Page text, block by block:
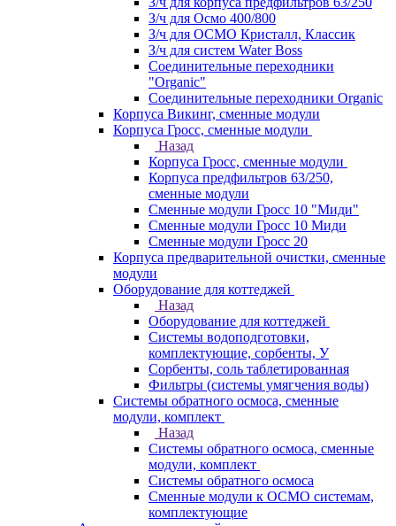
З/ч для Осмо 400/800
З/ч для ОСМО Кристалл, Классик
З/ч для систем Water Boss
Соединительные переходники
"Organic"
Соединительные переходники Organic
Корпуса Викинг, сменные модули
Корпуса Гросс, сменные модули
Назад
Корпуса Гросс, сменные модули
Корпуса предфильтров 63/250,
сменные модули
Сменные модули Гросс 10 "Миди"
Сменные модули Гросс 10 Миди
Сменные модули Гросс 20
Корпуса предварительной очистки, сменные
модули
Оборудование для коттеджей
Назад
Оборудование для коттеджей
Системы водоподготовки,
комплектующие, сорбенты, У
Сорбенты, соль таблетированная
Фильтры (системы умягчения воды)
Системы обратного осмоса, сменные
модули, комплект
Назад
Системы обратного осмоса, сменные
модули, комплект
Системы обратного осмоса
Сменные модули к ОСМО системам,
комплектующие